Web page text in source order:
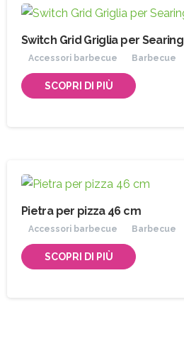
Switch Grid Griglia per Searing
Accessori barbecue Barbecue
SCOPRI DI PIÙ
Pietra per pizza 46 cm
Accessori barbecue Barbecue
SCOPRI DI PIÙ